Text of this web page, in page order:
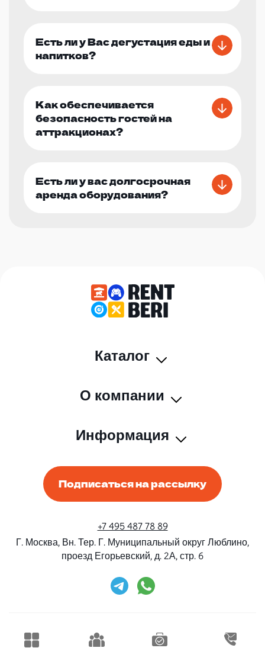
Есть ли у Вас дегустация еды и
напитков?
Как обеспечивается
безопасность гостей на
аттракционах?
Есть ли у вас долгосрочная
аренда оборудования?
Каталог
О компании
Информация
Подписаться на рассылку
+7 495 487 78 89
Г. Москва, Вн. Тер. Г. Муниципальный округ Люблино,
проезд Егорьевский, д. 2А, стр. 6
Дизайн и разработка
Конструктивные решения